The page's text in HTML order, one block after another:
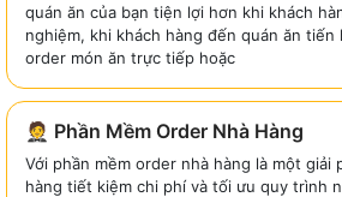
quán ăn của bạn tiện lợi hơn khi khách
nghiệm, khi khách hàng đến quán ăn tiến
order món ăn trực tiếp hoặc
🤵 Phần Mềm Order Nhà Hàng
Với phần mềm order nhà hàng là một giải
hàng tiết kiệm chi phí và tối ưu quy trình